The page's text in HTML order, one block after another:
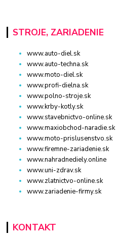
STROJE, ZARIADENIE
www.auto-diel.sk
www.auto-techna.sk
www.moto-diel.sk
www.profi-dielna.sk
www.polno-stroje.sk
www.krby-kotly.sk
www.stavebnictvo-online.sk
www.maxiobchod-naradie.sk
www.moto-prislusenstvo.sk
www.firemne-zariadenie.sk
www.nahradnediely.online
www.uni-zdrav.sk
www.zlatnictvo-online.sk
www.zariadenie-firmy.sk
KONTAKT